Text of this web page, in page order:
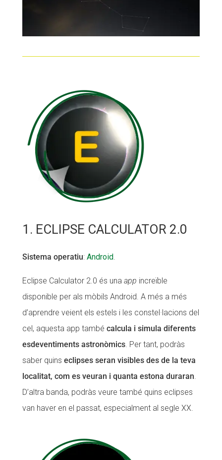
1. ECLIPSE CALCULATOR 2.0
Sistema operatiu: Android.
Eclipse Calculator 2.0 és una app increïble
disponible per als mòbils Android. A més a més
d’aprendre veient els estels i les constel·lacions del
cel, aquesta app també calcula i simula diferents
esdeventiments astronòmics. Per tant, podràs
saber quins eclipses seran visibles des de la teva
localitat, com es veuran i quanta estona duraran.
D’altra banda, podràs veure també quins eclipses
van haver en el passat, especialment al segle XX.